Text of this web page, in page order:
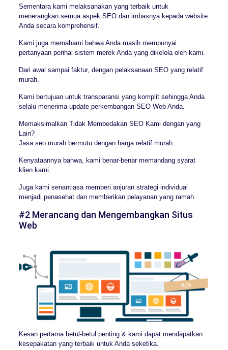
Sementara kami melaksanakan yang terbaik untuk
menerangkan semua aspek SEO dan imbasnya kepada website
Anda secara komprehensif.
Kami juga memahami bahwa Anda masih mempunyai
pertanyaan perihal sistem merek Anda yang dikelola oleh kami.
Dari awal sampai faktur, dengan pelaksanaan SEO yang relatif
murah.
Kami bertujuan untuk transparansi yang komplit sehingga Anda
selalu menerima update perkembangan SEO Web Anda.
Memaksimalkan Tidak Membedakan SEO Kami dengan yang
Lain?
Jasa seo murah bermutu dengan harga relatif murah.
Kenyataannya bahwa, kami benar-benar memandang syarat
klien kami.
Juga kami senantiasa memberi anjuran strategi individual
menjadi penasehat dan memberikan pelayanan yang ramah.
#2 Merancang dan Mengembangkan Situs
Web
Kesan pertama betul-betul penting & kami dapat mendapatkan
kesepakatan yang terbaik untuk Anda seketika.